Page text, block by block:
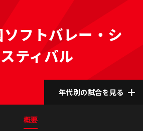
フトバレー・シ
ティバル
年代別の試合を見る
概要